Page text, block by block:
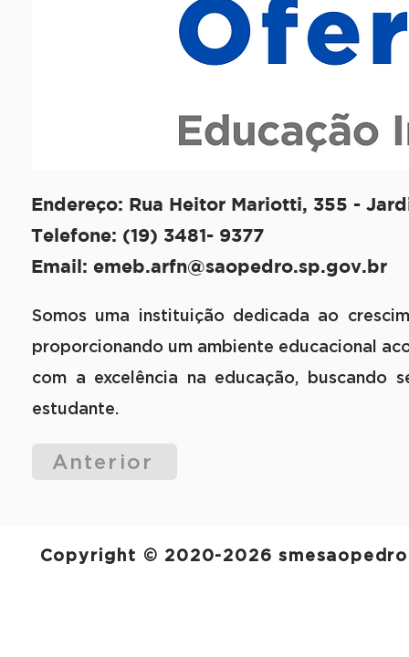
Endereço: Rua Heitor Mariotti, 355 -
Telefone: (19) 3481- 9377
Email: emeb.arfn@saopedro.sp.gov.br
Somos uma instituição dedicada ao
proporcionando um ambiente educacional
com a excelência na educação, buscando
estudante.
Anterior
Copyright © 2020-2026